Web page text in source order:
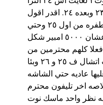
التليفون الوحيد اللي مستخدمتهوش ٢٢ الترا وبعدين جبت ٢٣ وبعده ٢٤. اقدر اقول
ان سامسونج من بعد ٢٤ بتشتغل الناس فعلا مفيش اي طفره من اول ٢٥ وحتي
٢٦ البطاريه هي هي وبرضو حيبقي ادائها متوسط عشان ٥٠٠٠ امبير شكل
فعلا كلهم محترمين من
اول ٢٣ الترا ومش حتحس بأي فرق حتي البلوتوث اتشال ف ٢٥ و ٢٦ وبئا
عاديه حتي الشاشه
الخلاصه اخر تليفون محترم
دي وجهه نظر واحد ماسك نوت